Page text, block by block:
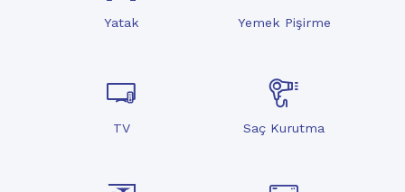
Yatak Yemek Pişirme
TV Saç Kurutma